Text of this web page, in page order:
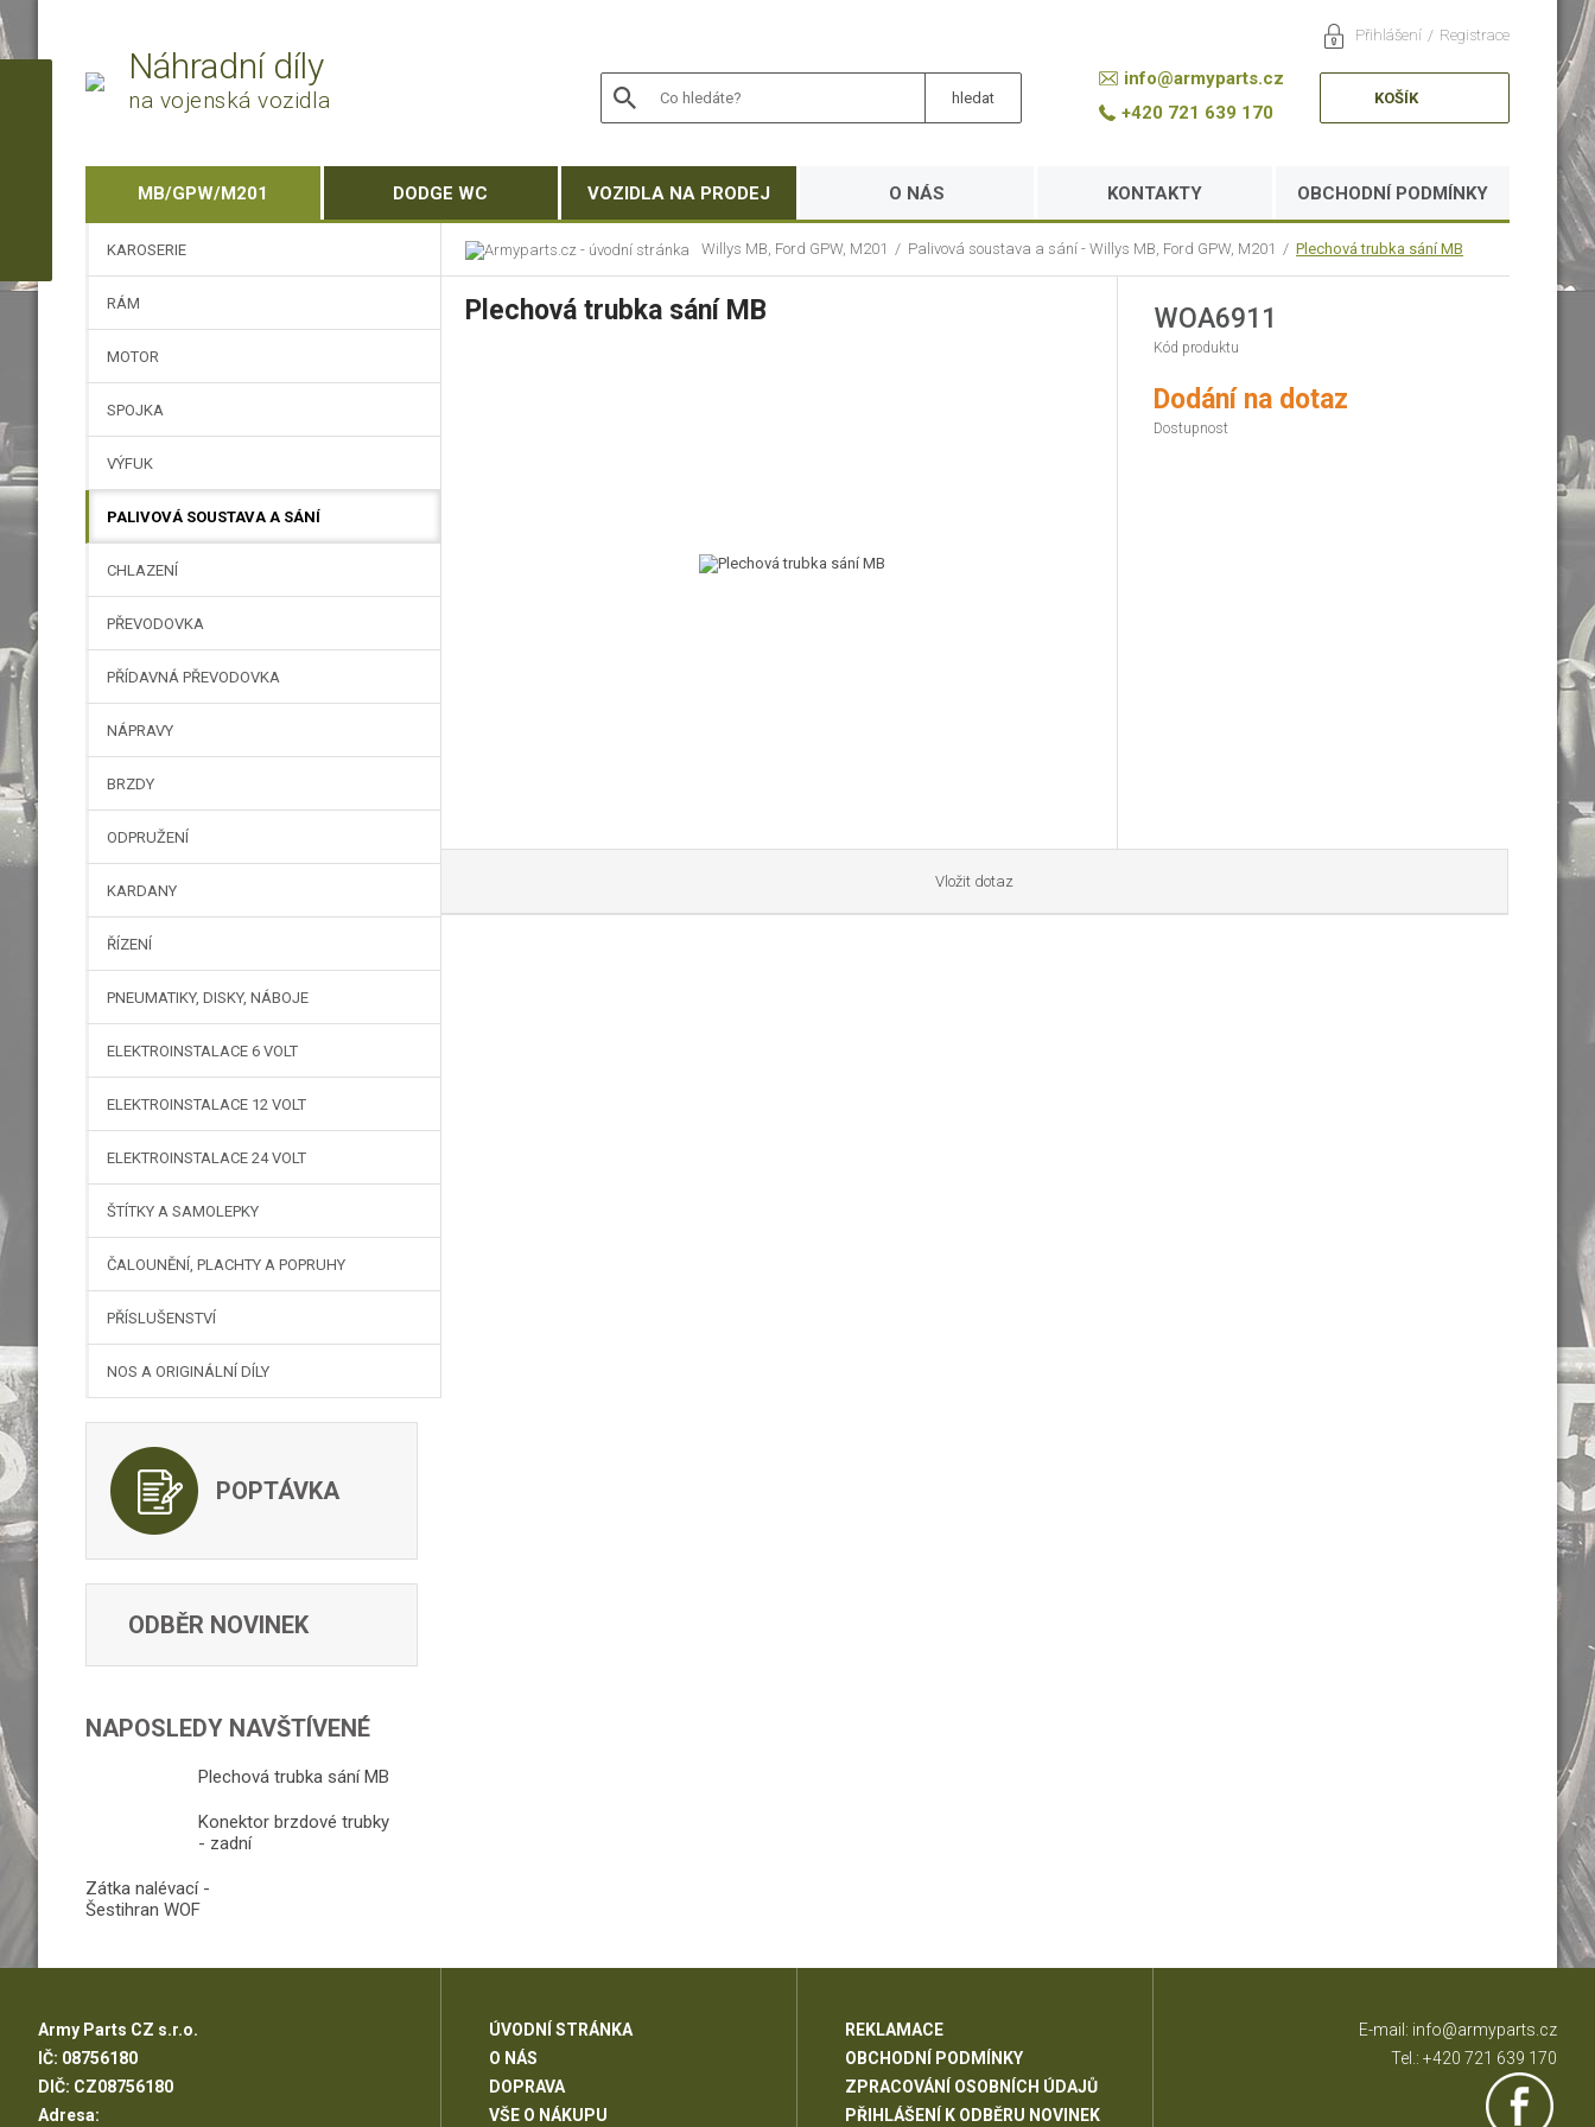
Náhradní díly
na vojenská vozidla
info@armyparts.cz
+420 721 639 170
Přihlášení / Registrace
KOŠÍK
MB/GPW/M201 DODGE WC VOZIDLA NA PRODEJ O NÁS KONTAKTY OBCHODNÍ PODMÍNKY
Willys MB, Ford GPW, M201 / Palivová soustava a sání - Willys MB, Ford GPW, M201 / Plechová trubka sání MB
Plechová trubka sání MB WOA6911
Kód produktu
Dodání na dotaz
Dostupnost
Vložit dotaz
KAROSERIE
RÁM
MOTOR
SPOJKA
VÝFUK
PALIVOVÁ SOUSTAVA A SÁNÍ
CHLAZENÍ
PŘEVODOVKA
PŘÍDAVNÁ PŘEVODOVKA
NÁPRAVY
BRZDY
ODPRUŽENÍ
KARDANY
ŘÍZENÍ
PNEUMATIKY, DISKY, NÁBOJE
ELEKTROINSTALACE 6 VOLT
ELEKTROINSTALACE 12 VOLT
ELEKTROINSTALACE 24 VOLT
ŠTÍTKY A SAMOLEPKY
ČALOUNĚNÍ, PLACHTY A POPRUHY
PŘÍSLUŠENSTVÍ
NOS A ORIGINÁLNÍ DÍLY
POPTÁVKA
ODBĚR NOVINEK
NAPOSLEDY NAVŠTÍVENÉ
Plechová trubka sání MB
Konektor brzdové trubky
- zadní
Zátka nalévací -
Šestihran WOF
Army Parts CZ s.r.o.
IČ: 08756180
DIČ: CZ08756180
Adresa:
ÚVODNÍ STRÁNKA
O NÁS
DOPRAVA
VŠE O NÁKUPU
REKLAMACE
OBCHODNÍ PODMÍNKY
ZPRACOVÁNÍ OSOBNÍCH ÚDAJŮ
PŘIHLÁŠENÍ K ODBĚRU NOVINEK
E-mail: info@armyparts.cz
Tel.: +420 721 639 170